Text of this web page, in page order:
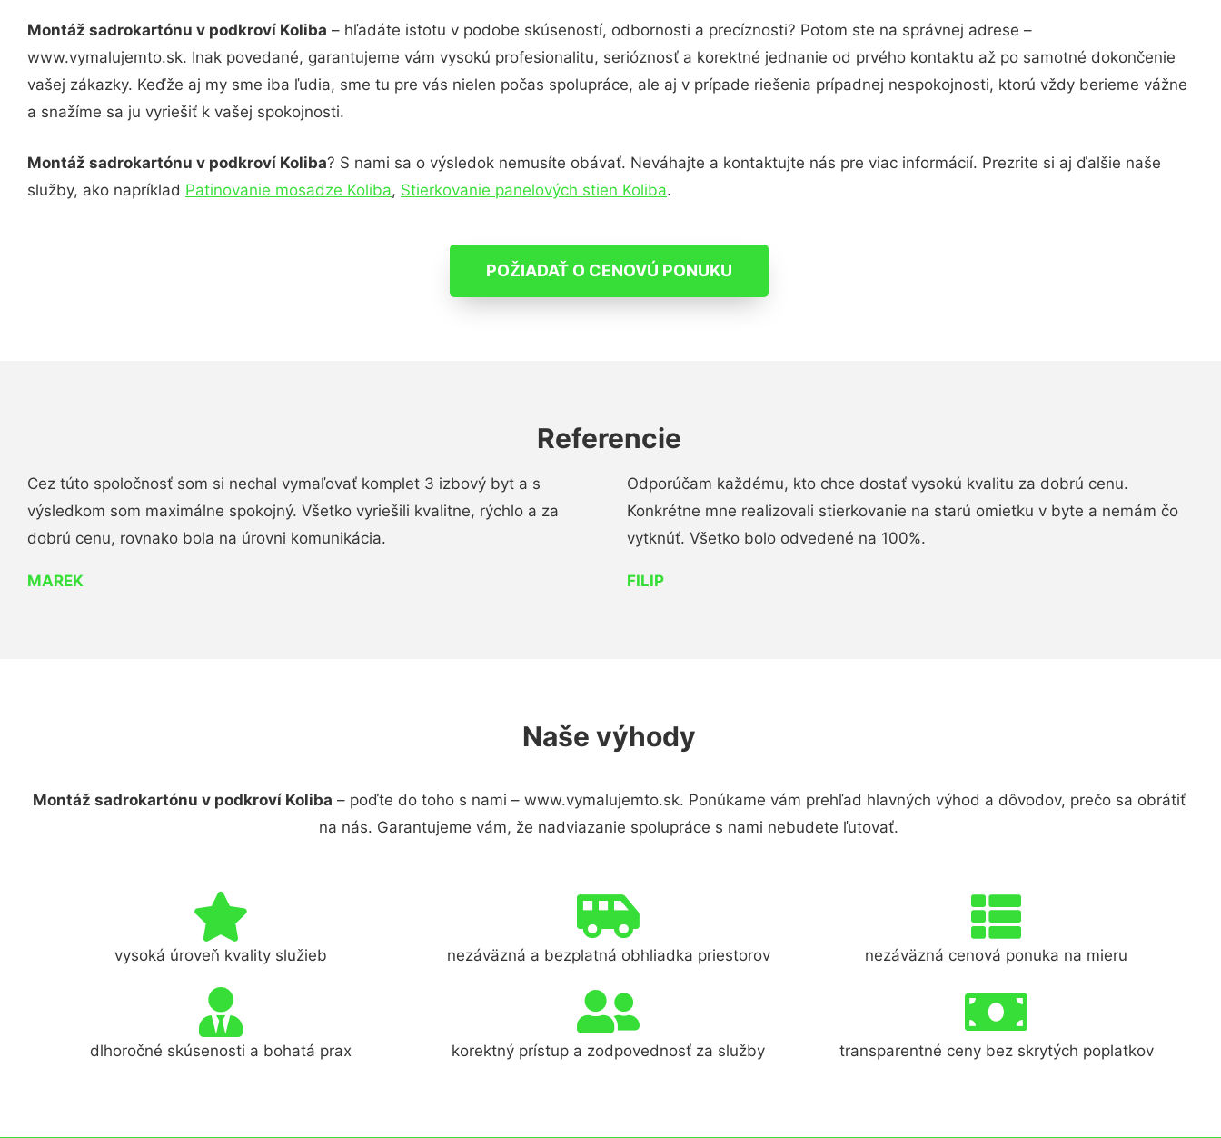
Montáž sadrokartónu v podkroví Koliba – hľadáte istotu v podobe skúseností, odbornosti a precíznosti? Potom ste na správnej adrese –
www.vymalujemto.sk. Inak povedané, garantujeme vám vysokú profesionalitu, serióznosť a korektné jednanie od prvého kontaktu až po samotné dokončenie
vašej zákazky. Keďže aj my sme iba ľudia, sme tu pre vás nielen počas spolupráce, ale aj v prípade riešenia prípadnej nespokojnosti, ktorú vždy berieme vážne
a snažíme sa ju vyriešiť k vašej spokojnosti.
Montáž sadrokartónu v podkroví Koliba? S nami sa o výsledok nemusíte obávať. Neváhajte a kontaktujte nás pre viac informácií. Prezrite si aj ďalšie naše
služby, ako napríklad Patinovanie mosadze Koliba, Stierkovanie panelových stien Koliba.
POŽIADAŤ O CENOVÚ PONUKU
Referencie
Cez túto spoločnosť som si nechal vymaľovať komplet 3 izbový byt a s
výsledkom som maximálne spokojný. Všetko vyriešili kvalitne, rýchlo a za
dobrú cenu, rovnako bola na úrovni komunikácia.
MAREK
Odporúčam každému, kto chce dostať vysokú kvalitu za dobrú cenu.
Konkrétne mne realizovali stierkovanie na starú omietku v byte a nemám čo
vytknúť. Všetko bolo odvedené na 100%.
FILIP
Naše výhody
Montáž sadrokartónu v podkroví Koliba – poďte do toho s nami – www.vymalujemto.sk. Ponúkame vám prehľad hlavných výhod a dôvodov, prečo sa obrátiť
na nás. Garantujeme vám, že nadviazanie spolupráce s nami nebudete ľutovať.
vysoká úroveň kvality služieb nezáväzná a bezplatná obhliadka priestorov nezáväzná cenová ponuka na mieru
dlhoročné skúsenosti a bohatá prax korektný prístup a zodpovednosť za služby transparentné ceny bez skrytých poplatkov